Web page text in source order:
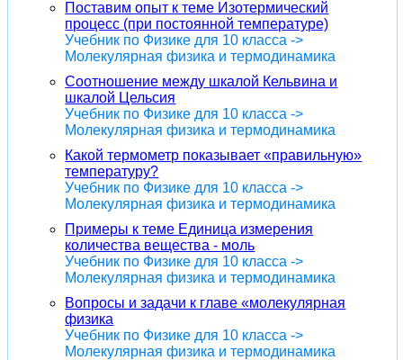
Поставим опыт к теме Изотермический
процесс (при постоянной температуре)
Учебник по Физике для 10 класса ->
Молекулярная физика и термодинамика
Соотношение между шкалой Кельвина и
шкалой Цельсия
Учебник по Физике для 10 класса ->
Молекулярная физика и термодинамика
Какой термометр показывает «правильную»
температуру?
Учебник по Физике для 10 класса ->
Молекулярная физика и термодинамика
Примеры к теме Единица измерения
количества вещества - моль
Учебник по Физике для 10 класса ->
Молекулярная физика и термодинамика
Вопросы и задачи к главе «молекулярная
физика
Учебник по Физике для 10 класса ->
Молекулярная физика и термодинамика